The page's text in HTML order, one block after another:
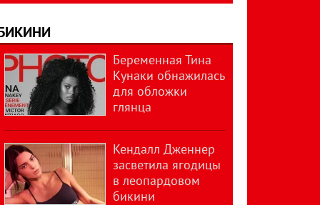
Беременная Тина
Кунаки обнажилась
для обложки
глянца
Кендалл Дженнер
засветила ягодицы
в леопардовом
бикини